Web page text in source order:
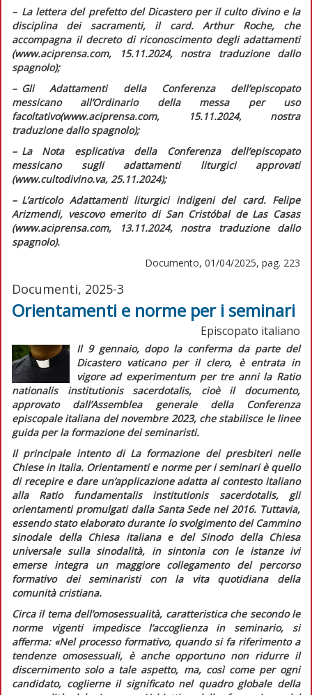
–La lettera del prefetto del Dicastero per il culto divino e la
disciplina dei sacramenti, il card. Arthur Roche, che
accompagna il decreto di riconoscimento degli adattamenti
(www.aciprensa.com, 15.11.2024, nostra traduzione dallo
spagnolo);
–GliAdattamenti della Conferenza dell’episcopato
messicano all’Ordinario della messa per uso
facoltativo(www.aciprensa.com, 15.11.2024, nostra
traduzione dallo spagnolo);
–La Nota esplicativa della Conferenza dell’episcopato
messicano sugli adattamenti liturgici approvati
(www.cultodivino.va, 25.11.2024);
–L’articolo Adattamenti liturgici indigenidel card. Felipe
Arizmendi, vescovo emerito di San Cristóbal de Las Casas
(www.aciprensa.com, 13.11.2024, nostra traduzione dallo
spagnolo).
Documento, 01/04/2025, pag. 223
Documenti, 2025-3
Orientamenti e norme per i seminari
Episcopato italiano
Il 9 gennaio, dopo la conferma da parte del
Dicastero vaticano per il clero, è entrata in
vigore ad experimentum per tre anni la Ratio
nationalis institutionis sacerdotalis, cioè il documento,
approvato dall’Assemblea generale della Conferenza
episcopale italiana del novembre 2023, che stabilisce le linee
guida per la formazione dei seminaristi.
Il principale intento di La formazione dei presbiteri nelle
Chiese in Italia. Orientamenti e norme per i seminariè quello
di recepire e dare un’applicazione adatta al contesto italiano
alla Ratio fundamentalis institutionis sacerdotalis,gli
orientamenti promulgati dalla Santa Sede nel 2016. Tuttavia,
essendo stato elaborato durante lo svolgimento del Cammino
sinodale della Chiesa italiana e del Sinodo della Chiesa
universale sulla sinodalità, in sintonia con le istanze ivi
emerse integra un maggiore collegamento del percorso
formativo dei seminaristi con la vita quotidiana della
comunità cristiana.
Circa il tema dell’omosessualità, caratteristica che secondo le
norme vigenti impedisce l’accoglienza in seminario, si
afferma: «Nel processo formativo, quando si fa riferimento a
tendenze omosessuali, è anche opportuno non ridurre il
discernimento solo a tale aspetto, ma, così come per ogni
candidato, coglierne il significato nel quadro globale della